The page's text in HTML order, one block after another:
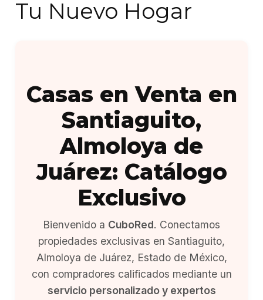
Tu Nuevo Hogar
Casas en Venta en
Santiaguito,
Almoloya de
Juárez: Catálogo
Exclusivo
Bienvenido a CuboRed. Conectamos
propiedades exclusivas en Santiaguito,
Almoloya de Juárez, Estado de México,
con compradores calificados mediante un
servicio personalizado y expertos